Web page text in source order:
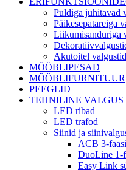
Puldiga juhitavad
Päikesepatareiga
Liikumisanduriga
Akutoitel valgustid
MÖÖBLIPESAD
MÖÖBLIFURNITUUR
PEEGLID
TEHNILINE
LED ribad
LED trafod
Siinid ja
ACB 3-
DuoLine 1-
Easy Link